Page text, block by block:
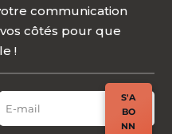
communication
côtés pour que
!
S'A
BO
NN